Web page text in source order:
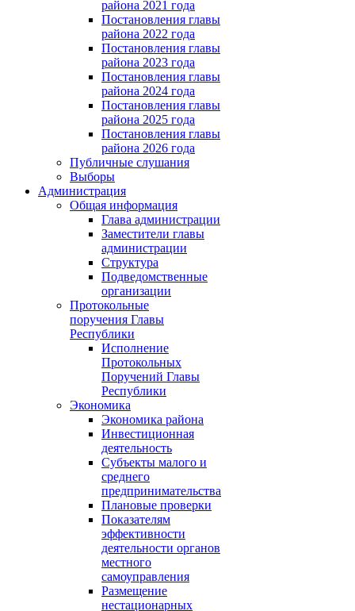
района 2021 года
Постановления главы
района 2022 года
Постановления главы
района 2023 года
Постановления главы
района 2024 года
Постановления главы
района 2025 года
Постановления главы
района 2026 года
Публичные слушания
Выборы
Администрация
Общая информация
Глава администрации
Заместители главы
администрации
Структура
Подведомственные
организации
Протокольные
поручения Главы
Республики
Исполнение
Протокольных
Поручений Главы
Республики
Экономика
Экономика района
Инвестиционная
деятельность
Субъекты малого и
среднего
предпринимательства
Плановые проверки
Показателям
эффективности
деятельности органов
местного
самоуправления
Размещение
нестационарных